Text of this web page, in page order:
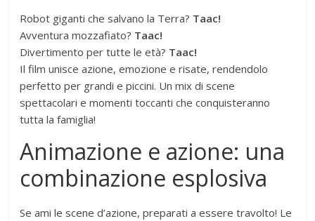
Robot giganti che salvano la Terra? Taac!
Avventura mozzafiato? Taac!
Divertimento per tutte le età? Taac!
Il film unisce azione, emozione e risate, rendendolo
perfetto per grandi e piccini. Un mix di scene
spettacolari e momenti toccanti che conquisteranno
tutta la famiglia!
Animazione e azione: una
combinazione esplosiva
Se ami le scene d’azione, preparati a essere travolto! Le